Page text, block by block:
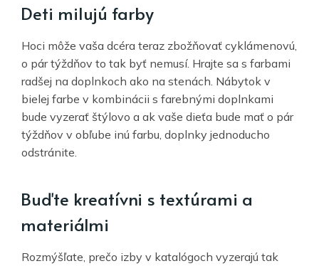
Deti milujú farby
Hoci môže vaša dcéra teraz zbožňovať cyklámenovú,
o pár týždňov to tak byť nemusí. Hrajte sa s farbami
radšej na doplnkoch ako na stenách. Nábytok v
bielej farbe v kombinácii s farebnými doplnkami
bude vyzerať štýlovo a ak vaše dieťa bude mať o pár
týždňov v obľube inú farbu, doplnky jednoducho
odstránite.
Buďte kreatívni s textúrami a
materiálmi
Rozmýšľate, prečo izby v katalógoch vyzerajú tak